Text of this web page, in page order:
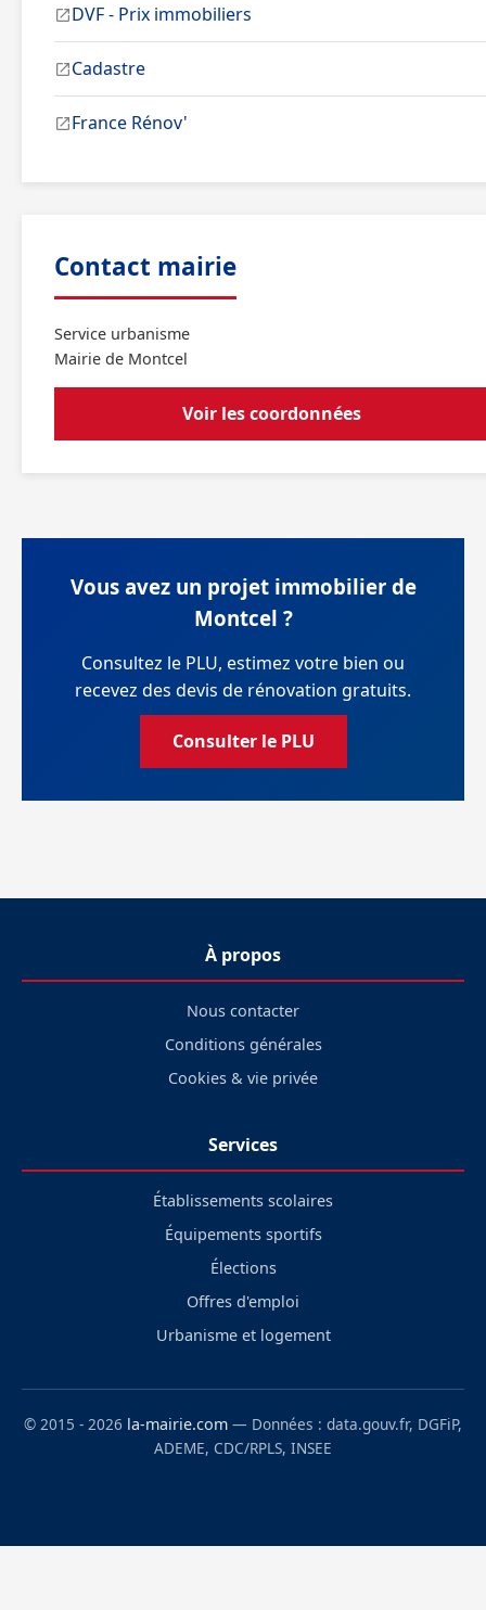
DVF - Prix immobiliers
Cadastre
France Rénov'
Contact mairie
Service urbanisme
Mairie de Montcel
Voir les coordonnées
Vous avez un projet immobilier de
Montcel ?
Consultez le PLU, estimez votre bien ou
recevez des devis de rénovation gratuits.
Consulter le PLU
À propos
Nous contacter
Conditions générales
Cookies & vie privée
Services
Établissements scolaires
Équipements sportifs
Élections
Offres d'emploi
Urbanisme et logement
© 2015 - 2026 la-mairie.com — Données : data.gouv.fr, DGFiP,
ADEME, CDC/RPLS, INSEE